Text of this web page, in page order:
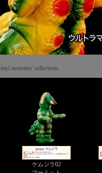
monsters' collections
ケムジラ02